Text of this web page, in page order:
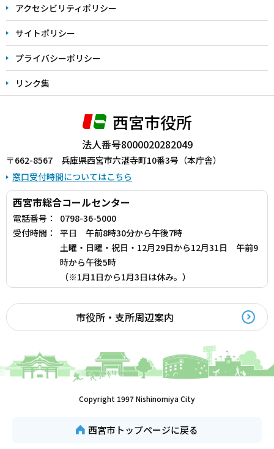
アクセシビリティポリシー
サイトポリシー
プライバシーポリシー
リンク集
西宮市役所
法人番号8000020282049
〒662-8567 兵庫県西宮市六湛寺町10番3号（本庁舎）
窓口受付時間についてはこちら
西宮市総合コールセンター
電話番号：
0798-36-5000
受付時間：
平日 午前8時30分から午後7時
土曜・日曜・祝日・12月29日から12月31日 午前9
時から午後5時
（※1月1日から1月3日は休み。）
市役所・支所周辺案内
Copyright 1997 Nishinomiya City
西宮市トップページに戻る